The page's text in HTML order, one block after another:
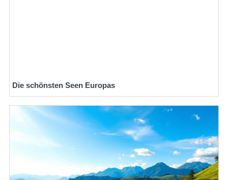
Die schönsten Seen Europas